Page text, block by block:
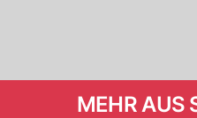
MEHR AUS